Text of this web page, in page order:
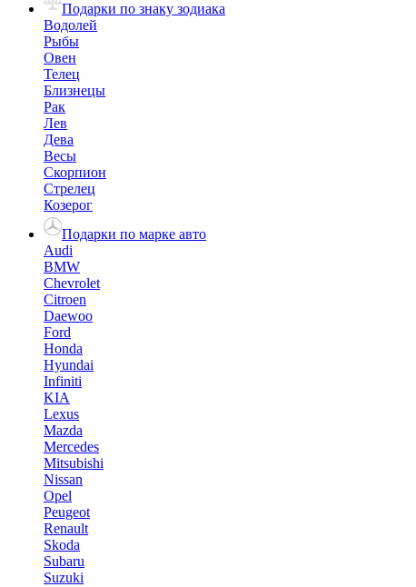
Подарки по знаку зодиака
Водолей
Рыбы
Овен
Телец
Близнецы
Рак
Лев
Дева
Весы
Скорпион
Стрелец
Козерог
Подарки по марке авто
Audi
BMW
Chevrolet
Citroen
Daewoo
Ford
Honda
Hyundai
Infiniti
KIA
Lexus
Mazda
Mercedes
Mitsubishi
Nissan
Opel
Peugeot
Renault
Skoda
Subaru
Suzuki